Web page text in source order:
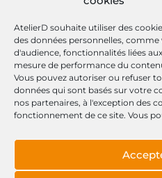
AtelierD souhaite utiliser des
des données personnelles,
d'audience, fonctionnalités liées
mesure de performance du
Vous pouvez autoriser ou refuser
données qui sont basés sur votre
nos partenaires, à l'exception des
fonctionnement de ce site. Vous